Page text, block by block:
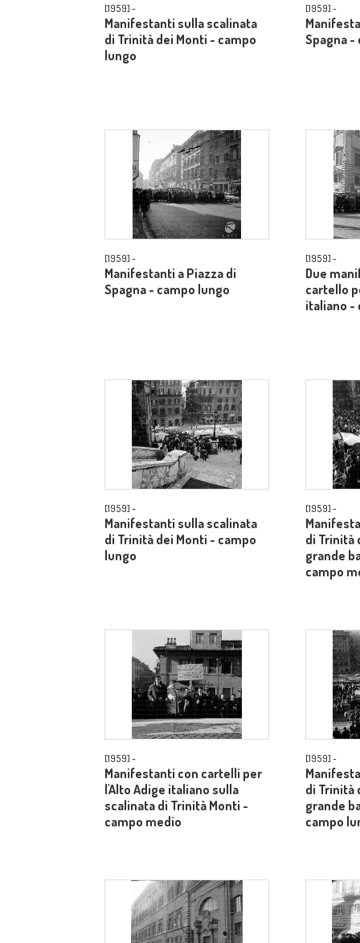
[1959] -
Manifestanti sulla scalinata
di Trinità dei Monti - campo
lungo
[1959] -
Spagna -
[1959] -
Manifestanti a Piazza di
Spagna - campo lungo
[1959] -
Due
cartello
italiano -
[1959] -
Manifestanti sulla scalinata
di Trinità dei Monti - campo
lungo
[1959] -
di Trinità
grande
campo
[1959] -
Manifestanti con cartelli per
l'Alto Adige italiano sulla
scalinata di Trinità Monti -
campo medio
[1959] -
di Trinità
grande
campo